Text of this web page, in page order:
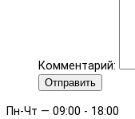
Комментарий:
Отправить
Пн-Чт — 09:00 - 18:00